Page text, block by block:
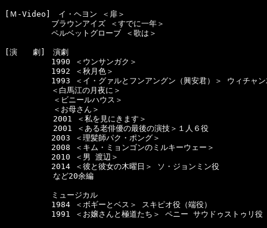
[Ｍ-Video]　イ・ヘヨン ＜扉＞
ブラウンアイズ ＜すでに一年＞
ペルベットグローブ ＜歌は＞
[演　　劇]　演劇
1990 ＜ウンサンガク＞
1992 ＜秋月色＞
1993 ＜イ・グァルとフンアングン（興安君）＞ ウィチャン
＜白馬江の月夜に＞
  　　　　　＜ビニールハウス＞
  　　　　　＜お母さん＞
  　　　　　2001 ＜私を見にきます＞
  　　　　　2001 ＜ある老俳優の最後の演技＞１人６役
2003 ＜理髪師パク・ポング＞
2008 ＜キム・ミョンゴンのミルキーウェー＞
2010 ＜男 渡辺＞
2014 ＜彼と彼女の木曜日＞ ソ・ジョンミン役
  　　　　　など20余編
ミュージカル
1984 ＜ボギーとベス＞ スキピオ役（端役）
1991 ＜お嬢さんと極道たち＞ ペニー サウドゥストゥリ役（